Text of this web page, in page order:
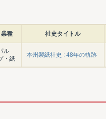
業種 社史タイトル
ル
・紙
本州製紙社史 : 48年の軌跡